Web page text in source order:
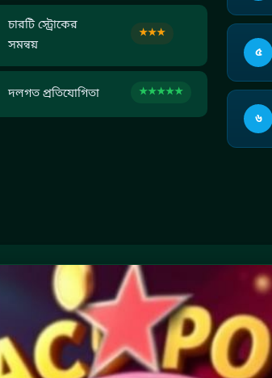
চারটি স্ট্রোকের
সমন্বয়
★★★
দলগত প্রতিযোগিতা ★★★★★
৫
৬